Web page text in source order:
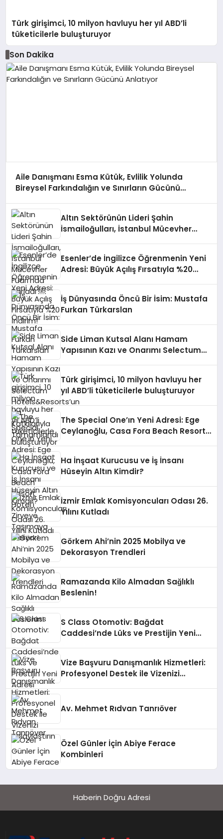
Türk girişimci, 10 milyon havluyu her yıl ABD’li
tüketicilerle buluşturuyor
Son Dakika
Aile Danışmanı Esma Kütük, Evlilik Yolunda
Bireysel Farkındalığın ve Sınırların Gücünü
Altın Sektörünün Lideri Şahin
İsmailoğulları, İstanbul Mücevher
Esenler’de İngilizce Öğrenmenin Yeni
Adresi: Büyük Açılış Fırsatıyla %20
İş Dünyasında Öncü Bir İsim: Mustafa
Furkan Türkarslan
Side Liman Kutsal Alanı Hamam
Yapısının Kazı ve Onarımı Selectum
Türk girişimci, 10 milyon havluyu her
yıl ABD’li tüketicilerle buluşturuyor
The Special One’ın Yeni Adresi: Ege
Ceylanoğlu, Casa Fora Beach Resort
Ha İnşaat Kurucusu ve İş İnsanı
Hüseyin Altın Kimdir?
İzmir Emlak Komisyoncuları Odası 26.
Yılını Kutladı
Görkem Ahi’nin 2025 Mobilya ve
Dekorasyon Trendleri
Ramazanda Kilo Almadan Sağlıklı
Beslenin!
S Class Otomotiv: Bağdat
Caddesi’nde Lüks ve Prestijin Yeni
Vize Başvuru Danışmanlık Hizmetleri:
Profesyonel Destek ile Vizenizi
Av. Mehmet Rıdvan Tanrıöver
Özel Günler İçin Abiye Ferace
Kombinleri
Haberin Doğru Adresi